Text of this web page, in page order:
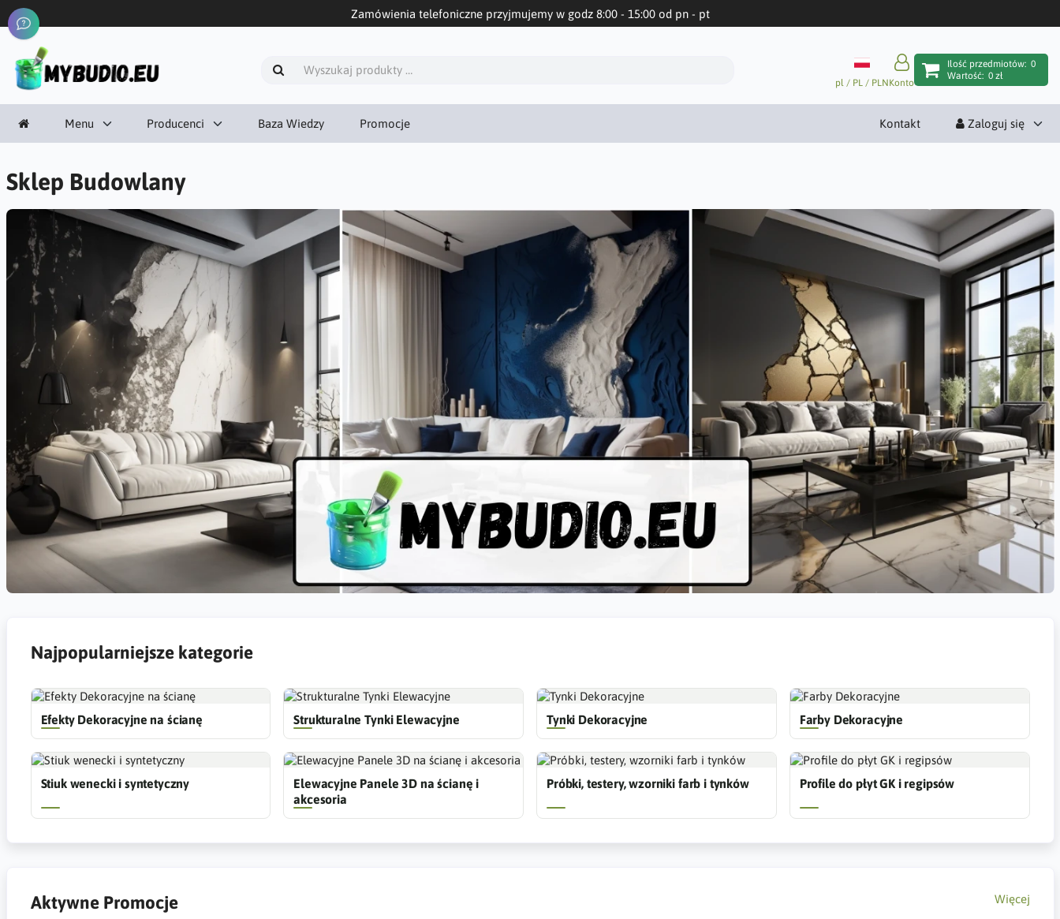
Zamówienia telefoniczne przyjmujemy w godz 8:00 - 15:00 od pn - pt
pl / PL / PLNKonto
Ilość przedmiotów: 0
Wartość: 0 zł
Menu Producenci Baza Wiedzy Promocje Kontakt Zaloguj się
Sklep Budowlany
Najpopularniejsze kategorie
Efekty Dekoracyjne na ścianę Strukturalne Tynki Elewacyjne Tynki Dekoracyjne Farby Dekoracyjne
Stiuk wenecki i syntetyczny
Elewacyjne Panele 3D na ścianę i
akcesoria
Próbki, testery, wzorniki farb i tynków Profile do płyt GK i regipsów
Więcej
Aktywne Promocje